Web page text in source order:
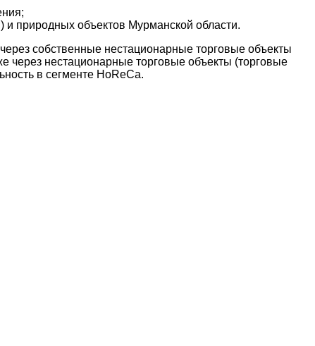
и природных объектов Мурманской области.
собственные нестационарные торговые объекты
через нестационарные торговые объекты (торговые
в сегменте HoReCa.